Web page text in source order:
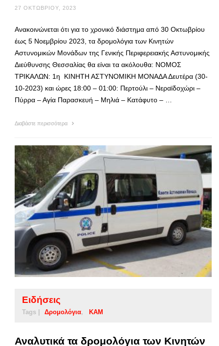
27 ΟΚΤΩΒΡΊΟΥ, 2023
Ανακοινώνεται ότι για το χρονικό διάστημα από 30 Οκτωβρίου
έως 5 Νοεμβρίου 2023, τα δρομολόγια των Κινητών
Αστυνομικών Μονάδων της Γενικής Περιφερειακής Αστυνομικής
Διεύθυνσης Θεσσαλίας θα είναι τα ακόλουθα: ΝΟΜΟΣ
ΤΡΙΚΑΛΩΝ: 1η ΚΙΝΗΤΗ ΑΣΤΥΝΟΜΙΚΗ ΜΟΝΑΔΑ Δευτέρα (30-
10-2023) και ώρες 18:00 – 01:00: Περτούλι – Νεραϊδοχώρι –
Πύρρα – Αγία Παρασκευή – Μηλιά – Κατάφυτο – …
Διαβάστε περισσότερα
Ειδήσεις
Tags | Δρομολόγια ΚΑΜ
Αναλυτικά τα δρομολόγια των Κινητών